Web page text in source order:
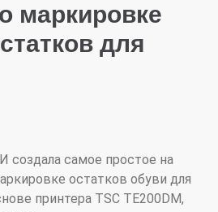
маркировке
для
самое простое на
остатков обуви для
принтера TSC TE200DM,